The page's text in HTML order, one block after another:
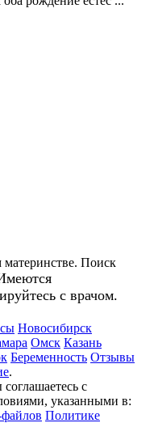
Поиск
с врачом.
Новосибирск
Омск Казань
Беременность Отзывы
.
с
указанными в:
Политике